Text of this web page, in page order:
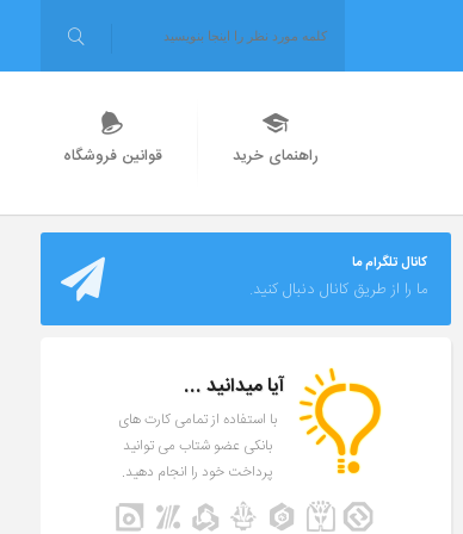
راهنمای خرید قوانین فروشگاه
کانال تلگرام ما
ما را از طریق کانال دنبال کنید.
آیا میدانید ...
با استفاده از تمامی کارت های
بانکی عضو شتاب می توانید
پرداخت خود را انجام دهید.